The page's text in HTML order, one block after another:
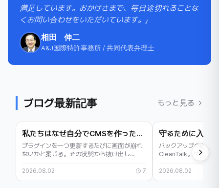
満足しています。おかげさまで、毎日途切れることな
くお問い合わせをいただいています。」
相田 伸二
A&J国際特許事務所 / 共同代表弁理士
ブログ最新記事 もっと見る
私たちはなぜ自分でCMSを作ったのか — VosCMSのお話
プラグインを一つ更新するたびに画面が崩れ
ないかと案じる。その状態から抜け出し...
2026.08.02 7
バックアップの
CleanTalk。サイトを
2026.08.02